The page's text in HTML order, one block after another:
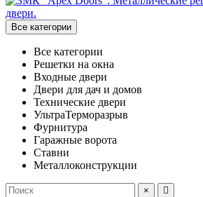
Все категории
Все категории
Решетки на окна
Входные двери
Двери для дач и домов
Технические двери
УльтраТерморазрыв
Фурнитура
Гаражные ворота
Ставни
Металлоконструкции
×